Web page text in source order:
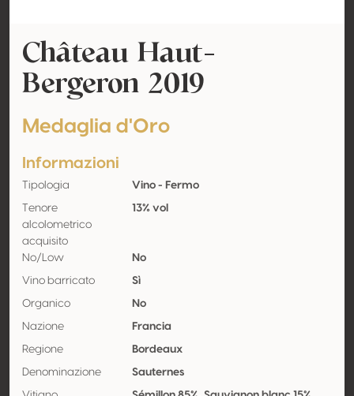
Château Haut-
Bergeron 2019
Medaglia d'Oro
Informazioni
Tipologia Vino - Fermo
Tenore
alcolometrico
acquisito
13% vol
No/Low No
Vino barricato Sì
Organico No
Nazione Francia
Regione Bordeaux
Denominazione Sauternes